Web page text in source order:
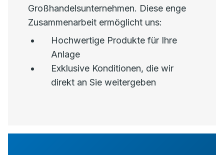
Großhandelsunternehmen. Diese enge
Zusammenarbeit ermöglicht uns:
Hochwertige Produkte für Ihre
Anlage
Exklusive Konditionen, die wir
direkt an Sie weitergeben